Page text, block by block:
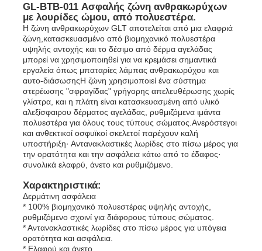
Σχετικά με εμάς
Γύρος εργοστασίων
Ποιοτικός έλεγχος
Νέα
Ζητήστε ένα απόσπασμα
Φώτα ορυχείων LED
Ασύρματο φωτιστικό καπάκι εξόρυξης
GL-BTB-011 Ασφαλής ζώνη ανθρακωρύχων
με λουρίδες ώμου, από πολυεστέρα.
Η ζώνη ανθρακωρύχων GLT αποτελείται από μια ελαφριά
ζώνη,κατασκευασμένο από βιομηχανικό πολυεστέρα
υψηλής αντοχής και το δέσιμο από δέρμα αγελάδας
μπορεί να χρησιμοποιηθεί για να κρεμάσει σημαντικά
εργαλεία όπως μπαταρίες λάμπας ανθρακωρύχου και
αυτο-διάσωσηςΗ ζώνη χρησιμοποιεί ένα σύστημα
στερέωσης "σφραγίδας" γρήγορης απελευθέρωσης χωρίς
γλίστρα, και η πλάτη είναι κατασκευασμένη από υλικό
αλεξίσφαιρου δέρματος αγελάδας, ρυθμιζόμενα ιμάντα
πολυεστέρα για όλους τους τύπους σώματος.Ανερόστεγοι
και ανθεκτικοί οσφυϊκοί σκελετοί παρέχουν καλή
υποστήριξη· Αντανακλαστικές λωρίδες στο πίσω μέρος για
την ορατότητα και την ασφάλεια κάτω από το έδαφος·
συνολικά ελαφρύ, άνετο και ρυθμιζόμενο.
Χαρακτηριστικά:
Δερμάτινη ασφάλεια
* 100% βιομηχανικό πολυεστέρας υψηλής αντοχής,
ρυθμιζόμενο σχοινί για διάφορους τύπους σώματος.
* Αντανακλαστικές λωρίδες στο πίσω μέρος για υπόγεια
ορατότητα και ασφάλεια.
* Ελαφρύ και άνετο.